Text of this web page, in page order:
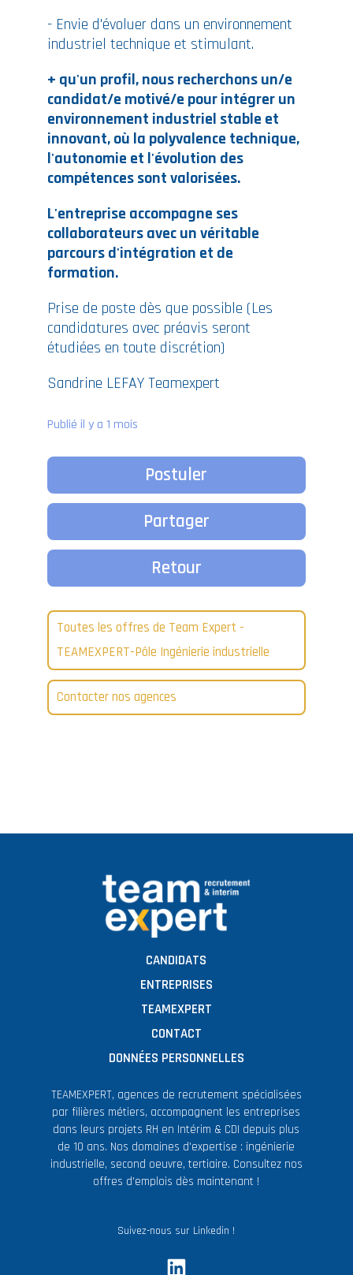
- Envie d'évoluer dans un environnement
industriel technique et stimulant.
+ qu'un profil, nous recherchons un/e
candidat/e motivé/e pour intégrer un
environnement industriel stable et
innovant, où la polyvalence technique,
l'autonomie et l'évolution des
compétences sont valorisées.
L'entreprise accompagne ses
collaborateurs avec un véritable
parcours d'intégration et de
formation.
Prise de poste dès que possible (Les
candidatures avec préavis seront
étudiées en toute discrétion)
Sandrine LEFAY Teamexpert
Publié il y a 1 mois
Postuler
Partager
Retour
Toutes les offres de Team Expert -
TEAMEXPERT-Pôle Ingénierie industrielle
Contacter nos agences
CANDIDATS
ENTREPRISES
TEAMEXPERT
CONTACT
DONNÉES PERSONNELLES
TEAMEXPERT, agences de recrutement spécialisées
par filières métiers, accompagnent les entreprises
dans leurs projets RH en Intérim & CDI depuis plus
de 10 ans. Nos domaines d'expertise : ingénierie
industrielle, second oeuvre, tertiaire. Consultez nos
offres d'emplois dès maintenant !
Suivez-nous sur Linkedin !